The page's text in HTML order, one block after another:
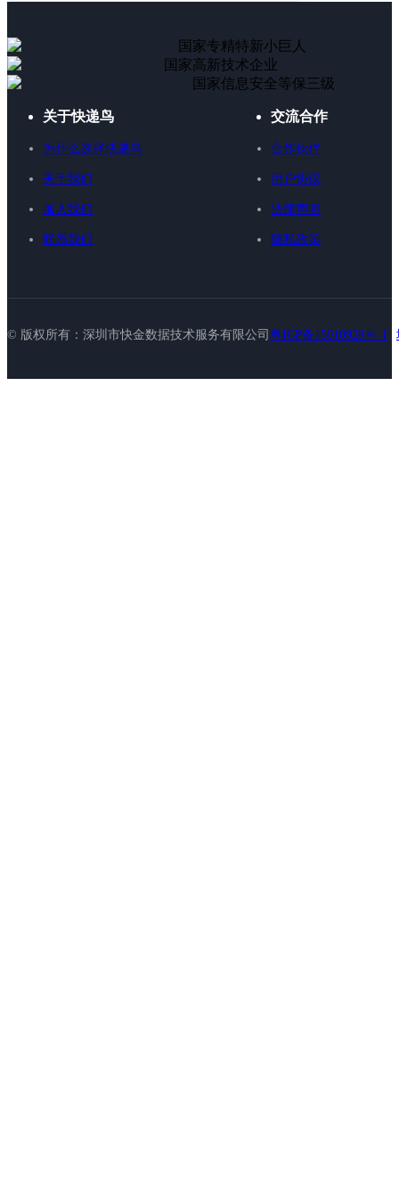
国家专精特新小巨人
国家高新技术企业
国家信息安全等保三级
关于快递鸟
为什么选择快递鸟
关于我们
加入我们
联系我们
交流合作
合作伙伴
用户协议
法律声明
隐私政策
© 版权所有：深圳市快金数据技术服务有限公司 粤ICP备15010928号-1